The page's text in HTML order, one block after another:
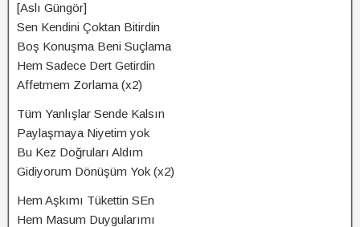
[Aslı Güngör]
Sen Kendini Çoktan Bitirdin
Boş Konuşma Beni Suçlama
Hem Sadece Dert Getirdin
Affetmem Zorlama (x2)
Tüm Yanlışlar Sende Kalsın
Paylaşmaya Niyetim yok
Bu Kez Doğruları Aldım
Gidiyorum Dönüşüm Yok (x2)
Hem Aşkımı Tükettin SEn
Hem Masum Duygularımı